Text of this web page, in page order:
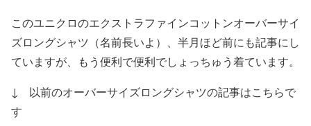
このユニクロのエクストラファインコットンオーバーサイ
ズロングシャツ（名前長いよ）、半月ほど前にも記事にし
ていますが、もう便利で便利でしょっちゅう着ています。
↓ 以前のオーバーサイズロングシャツの記事はこちらで
す